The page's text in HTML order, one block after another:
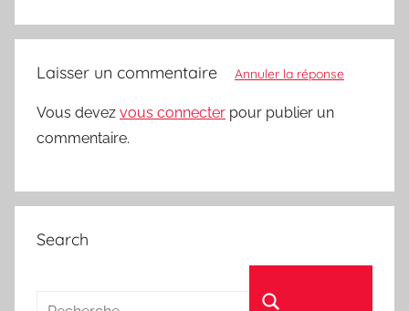
Laisser un commentaire Annuler la réponse
Vous devez vous connecter pour publier un
commentaire.
Search